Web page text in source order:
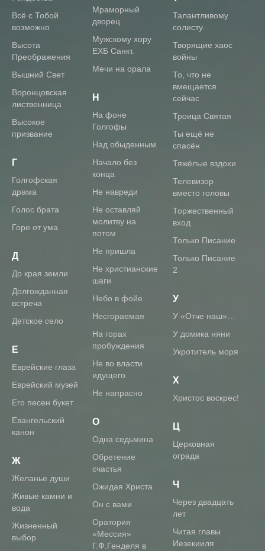
Всё с Тобой
возможно
Высота
Преображения
Вышний Свет
Воронцовская
лиственница
Высокое
призвание
Г
Голгофская
драма
Голос брата
Горе от ума
Д
До края земли
Долгожданная
встреча
Детское село
Е
Еврейские глаза
Еврейский музей
Его песен букет
Евангельский
канон
Ж
Желанье души
Живые камни и
вода
Жизненный
выбор
Мраморный
дворец
Мужскому хору
ЕХБ Санкт.
Мечи на орала
Н
На фоне
Голгофы
Над обыденным
Начало без
конца
Не навреди
Не оставляй
молитву на
потом
Не пришла
Не христианские
шаги
Небо в фойе
Несгораемая
На горах
пробуждения
Не во власти
идущего
Не напрасно
О
Одна седьмина
Обретение
счастья
Ожидая Христа
Он с вами
Оратория
«Мессия»
Г.Ф.Генделя в
Талантливому
солисту.
Творящие хаос
войны
То, что не
вмещается
сейчас
Троица Святая
Ты ещё не
спасён
Тяжёлые вздохи
Телевизор
вместо головы
Торжественный
вход
Только Писание
Только Писание
2
У
У «Отче наш»…
У домика няни
Укротитель моря
Х
Христос воскрес!
Ц
Церковная
ограда
Ч
Через двадцать
лет
Читая главы
Иезекииля